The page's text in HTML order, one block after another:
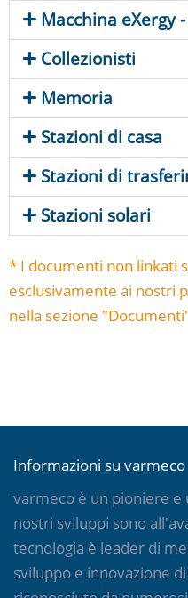
Macchina eXergy
Collezionisti
Memoria
Stazioni di casa
Stazioni di
Stazioni solari
* I documenti non linkati
esclusivamente ai nostri
nella sezione
Informazioni su varmeco
varmeco è un pioniere e
nostri sviluppi sono
tecnologia è leader di
sviluppo e innovazione